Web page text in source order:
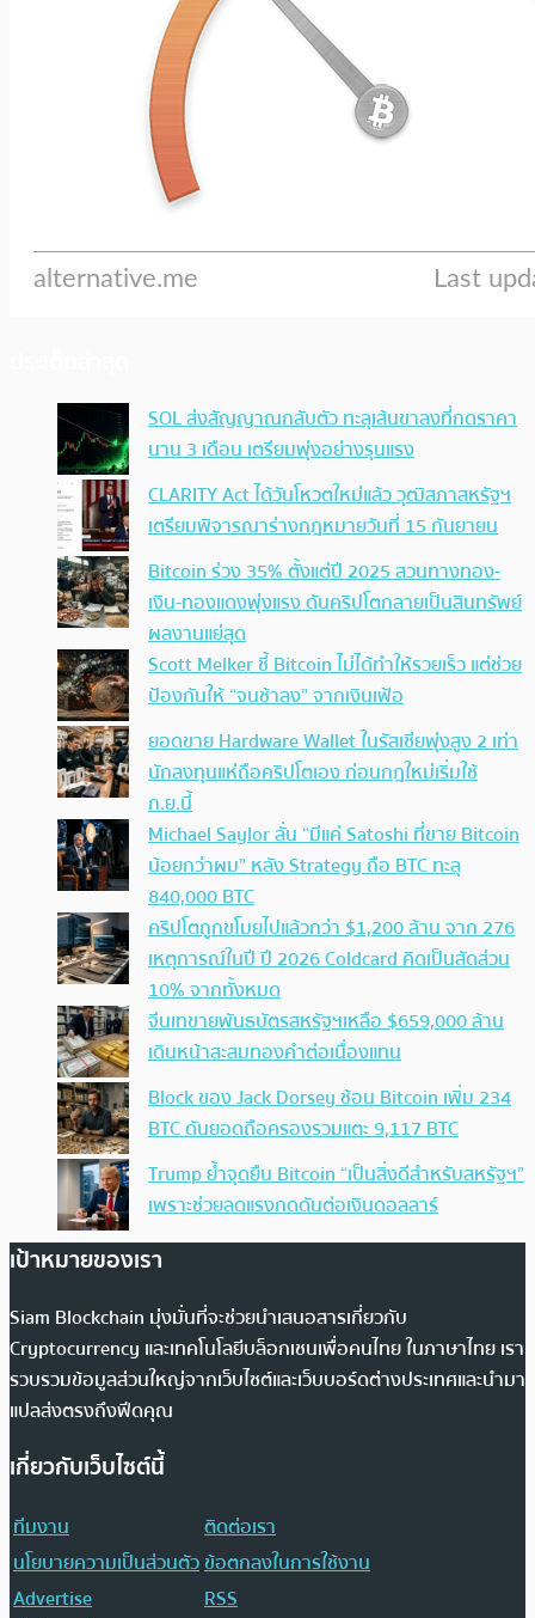
SOL ส่งสัญญาณกลับตัว ทะลุเส้นขาลงที่กดราคา
นาน 3 เดือน เตรียมพุ่งอย่างรุนแรง
CLARITY Act ได้วันโหวตใหม่แล้ว วุฒิสภาสหรัฐฯ
เตรียมพิจารณาร่างกฎหมายวันที่ 15 กันยายน
Bitcoin ร่วง 35% ตั้งแต่ปี 2025 สวนทางทอง-
เงิน-ทองแดงพุ่งแรง ดันคริปโตกลายเป็นสินทรัพย์
ผลงานแย่สุด
Scott Melker ชี้ Bitcoin ไม่ได้ทำให้รวยเร็ว แต่ช่วย
ป้องกันให้ “จนช้าลง” จากเงินเฟ้อ
ยอดขาย Hardware Wallet ในรัสเซียพุ่งสูง 2 เท่า
นักลงทุนแห่ถือคริปโตเอง ก่อนกฎใหม่เริ่มใช้
ก.ย.นี้
Michael Saylor ลั่น “มีแค่ Satoshi ที่ขาย Bitcoin
น้อยกว่าผม” หลัง Strategy ถือ BTC ทะลุ
840,000 BTC
คริปโตถูกขโมยไปแล้วกว่า $1,200 ล้าน จาก 276
เหตุการณ์ในปี ปี 2026 Coldcard คิดเป็นสัดส่วน
10% จากทั้งหมด
จีนเทขายพันธบัตรสหรัฐฯเหลือ $659,000 ล้าน
เดินหน้าสะสมทองคำต่อเนื่องแทน
Block ของ Jack Dorsey ช้อน Bitcoin เพิ่ม 234
BTC ดันยอดถือครองรวมแตะ 9,117 BTC
Trump ย้ำจุดยืน Bitcoin “เป็นสิ่งดีสำหรับสหรัฐฯ”
เพราะช่วยลดแรงกดดันต่อเงินดอลลาร์
เป้าหมายของเรา
Siam Blockchain มุ่งมั่นที่จะช่วยนำเสนอสารเกี่ยวกับ
Cryptocurrency และเทคโนโลยีบล็อกเชนเพื่อคนไทย ในภาษาไทย เรา
รวบรวมข้อมูลส่วนใหญ่จากเว็บไซต์และเว็บบอร์ดต่างประเทศและนำมา
แปลส่งตรงถึงฟีดคุณ
เกี่ยวกับเว็บไซต์นี้
ทีมงาน
ติดต่อเรา
นโยบายความเป็นส่วนตัวข้อตกลงในการใช้งาน
Advertise
RSS